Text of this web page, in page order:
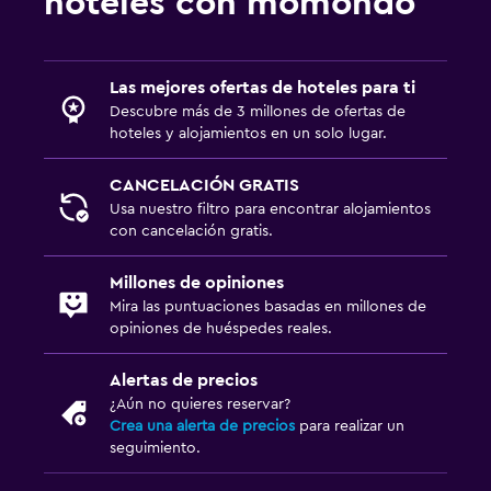
Acceso con tarjeta
Aire libre
Terraza/patio
Comedor al aire libre
Habitación
Enchufe cerca de la cama
Sofá cama
Armario o clóset
Las mejores ofertas de hoteles para ti
Descubre más de 3 millones de ofertas de
hoteles y alojamientos en un solo lugar.
CANCELACIÓN GRATIS
Usa nuestro filtro para encontrar alojamientos
con cancelación gratis.
Millones de opiniones
Mira las puntuaciones basadas en millones de
opiniones de huéspedes reales.
Alertas de precios
¿Aún no quieres reservar?
Crea una alerta de precios para realizar un
seguimiento.